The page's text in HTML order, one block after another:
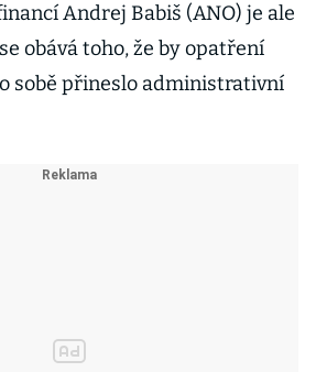
Andrej Babiš (ANO) je ale
obává toho, že by opatření
sobě přineslo administrativní